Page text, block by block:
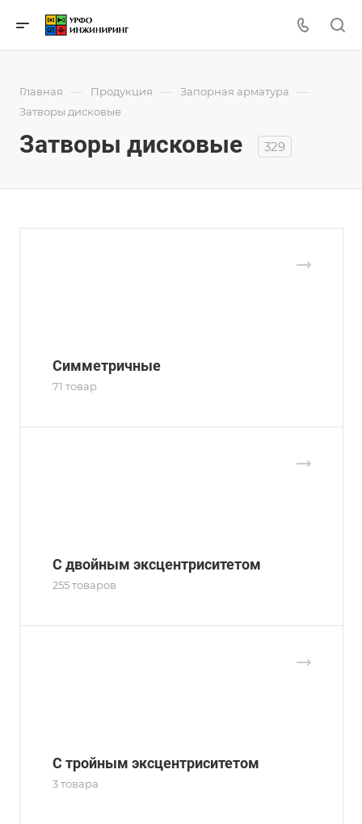
Главная — Продукция — Запорная арматура —
Затворы дисковые
Затворы дисковые 329
Симметричные
71 товар
С двойным эксцентриситетом
255 товаров
С тройным эксцентриситетом
3 товара